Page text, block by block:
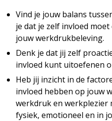
Vind je jouw balans
je dat je zelf invloed
jouw werkdrukbeleving.
Denk je dat jij zelf
invloed kunt uitoefenen
Heb jij inzicht in de
invloed hebben op jouw
werkdruk en werkplezier
fysiek, emotioneel en in